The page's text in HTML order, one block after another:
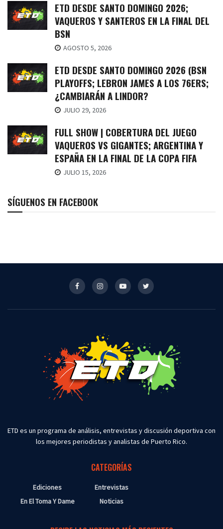
ETD DESDE SANTO DOMINGO 2026;
VAQUEROS Y SANTEROS EN LA FINAL DEL
BSN
AGOSTO 5, 2026
ETD DESDE SANTO DOMINGO 2026 (BSN
PLAYOFFS; LEBRON JAMES A LOS 76ERS;
¿CAMBIARÁN A LINDOR?
JULIO 29, 2026
FULL SHOW | COBERTURA DEL JUEGO
VAQUEROS VS GIGANTES; ARGENTINA Y
ESPAÑA EN LA FINAL DE LA COPA FIFA
JULIO 15, 2026
SÍGUENOS EN FACEBOOK
ETD es un programa de análisis, entrevistas y discusión deportiva con
los mejores periodistas y analistas de Puerto Rico.
CATEGORÍAS
Ediciones
En El Toma Y Dame
Entrevistas
Noticias